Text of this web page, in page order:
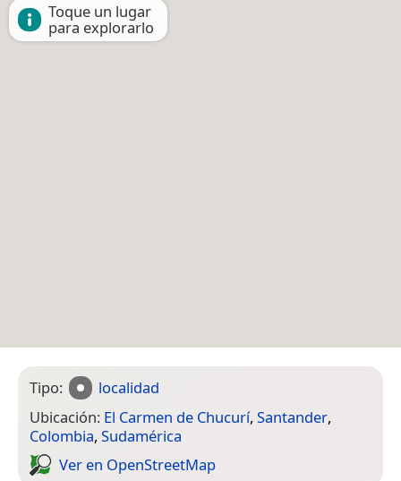
Toque un lugar
para explorarlo
Tipo:
localidad
Ubicación: El Carmen de Chucurí, Santander,
Colombia, Sudamérica
Ver en Open­Street­Map